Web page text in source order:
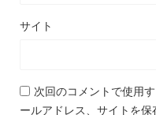
サイト
次回のコメントで使用
ールアドレス、サイトを保